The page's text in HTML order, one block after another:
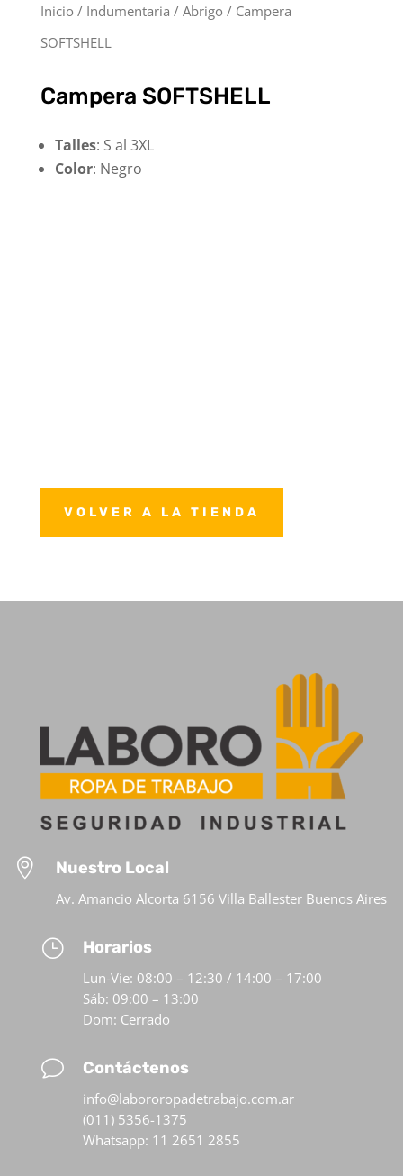
Inicio / Indumentaria / Abrigo / Campera
SOFTSHELL
Campera SOFTSHELL
Talles: S al 3XL
Color: Negro
VOLVER A LA TIENDA
 Nuestro Local
Av. Amancio Alcorta 6156 Villa Ballester Buenos Aires
} Horarios
Lun-Vie: 08:00 – 12:30 / 14:00 – 17:00
Sáb: 09:00 – 13:00
Dom: Cerrado
v Contáctenos
info@labororopadetrabajo.com.ar
(011) 5356-1375
Whatsapp: 11 2651 2855